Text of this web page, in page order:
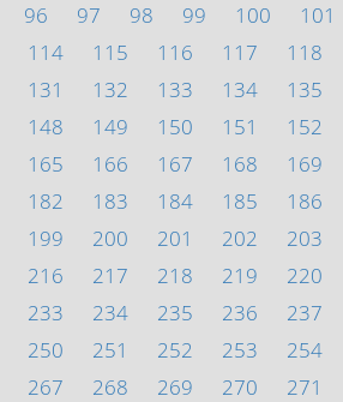
96 97 98 99 100 101
114 115 116 117 118
131 132 133 134 135
148 149 150 151 152
165 166 167 168 169
182 183 184 185 186
199 200 201 202 203
216 217 218 219 220
233 234 235 236 237
250 251 252 253 254
267 268 269 270 271